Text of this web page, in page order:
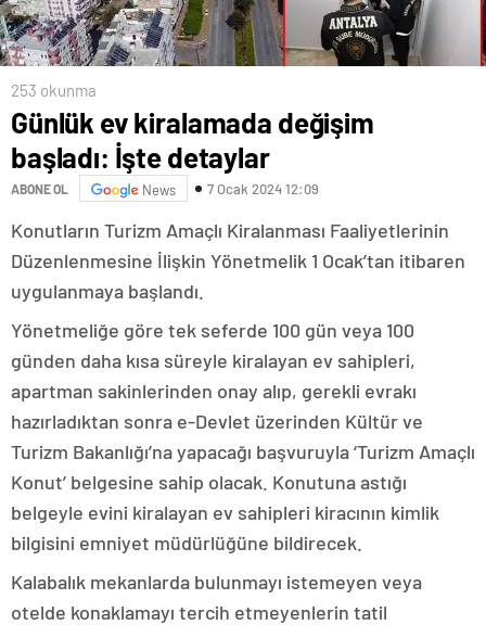
253 okunma
Günlük ev kiralamada değişim
başladı: İşte detaylar
ABONE OL News 7 Ocak 2024 12:09
Konutların Turizm Amaçlı Kiralanması Faaliyetlerinin
Düzenlenmesine İlişkin Yönetmelik 1 Ocak’tan itibaren
uygulanmaya başlandı.
Yönetmeliğe göre tek seferde 100 gün veya 100
günden daha kısa süreyle kiralayan ev sahipleri,
apartman sakinlerinden onay alıp, gerekli evrakı
hazırladıktan sonra e-Devlet üzerinden Kültür ve
Turizm Bakanlığı’na yapacağı başvuruyla ‘Turizm Amaçlı
Konut’ belgesine sahip olacak. Konutuna astığı
belgeyle evini kiralayan ev sahipleri kiracının kimlik
bilgisini emniyet müdürlüğüne bildirecek.
Kalabalık mekanlarda bulunmayı istemeyen veya
otelde konaklamayı tercih etmeyenlerin tatil